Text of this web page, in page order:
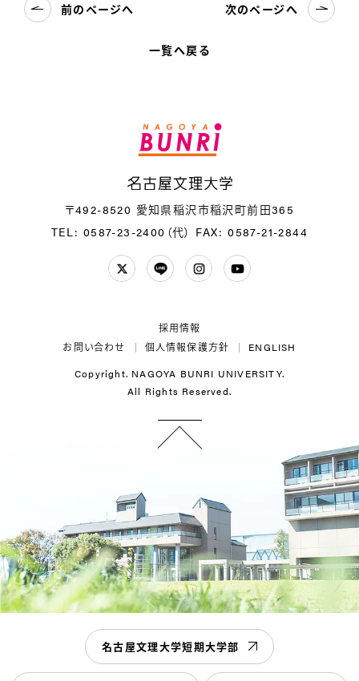
一覧へ戻る
前のページへ 次のページへ
〒492-8520 愛知県稲沢市稲沢町前田365
TEL: 0587-23-2400（代） FAX: 0587-21-2844
ENGLISH
個人情報保護方針
お問い合わせ
採用情報
Copyright. NAGOYA BUNRI UNIVERSITY.
All Rights Reserved.
名古屋文理大学短期大学部